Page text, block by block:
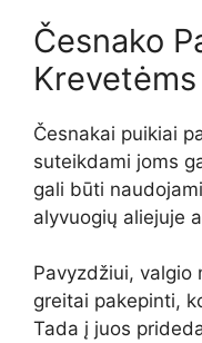
Česnako
Krevetėms
Česnakai puikiai
suteikdami joms
gali būti
alyvuogių aliejuje
Pavyzdžiui, valgio
greitai pakepinti,
Tada į juos